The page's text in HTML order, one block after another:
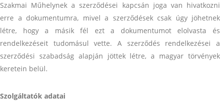
Szakmai Műhelynek a szerződései kapcsán joga van hivatkozni
erre a dokumentumra, mivel a szerződések csak úgy jöhetnek
létre, hogy a másik fél ezt a dokumentumot elolvasta és
rendelkezéseit tudomásul vette. A szerződés rendelkezései a
szerződési szabadság alapján jöttek létre, a magyar törvények
keretein belül.
Szolgáltatók adatai